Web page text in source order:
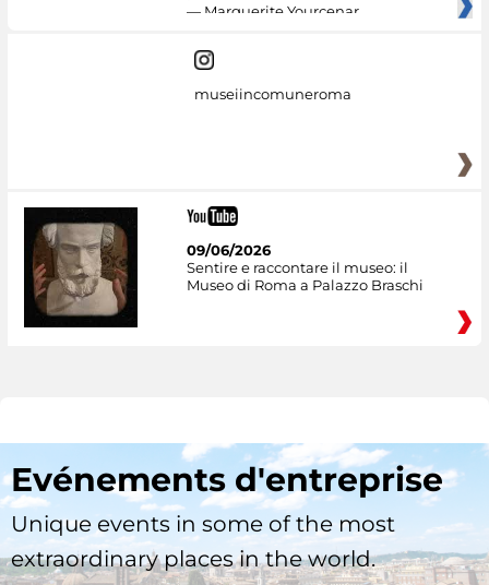
— Marguerite Yourcenar
museiincomuneroma
09/06/2026
Sentire e raccontare il museo: il
Museo di Roma a Palazzo Braschi
Evénements d'entreprise
Unique events in some of the most
extraordinary places in the world.